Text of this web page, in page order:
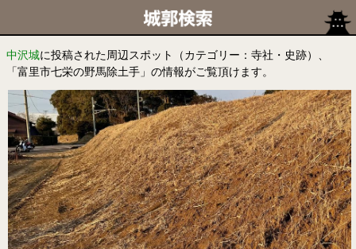
中沢城に投稿された周辺スポット（カテゴリー：寺社・史跡）、
「富里市七栄の野馬除土手」の情報がご覧頂けます。